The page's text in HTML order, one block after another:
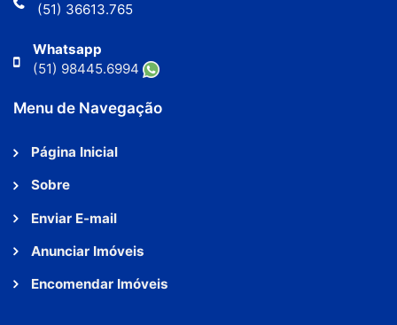
(51) 36613.765
Whatsapp
(51) 98445.6994
Menu de Navegação
Página Inicial
Sobre
Enviar E-mail
Anunciar Imóveis
Encomendar Imóveis